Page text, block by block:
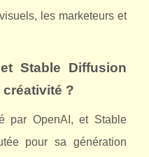
les marketeurs et
Stable Diffusion
créativité ?
par OpenAI, et Stable
pour sa génération